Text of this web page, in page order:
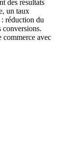
des résultats
un taux
réduction du
conversions.
commerce avec